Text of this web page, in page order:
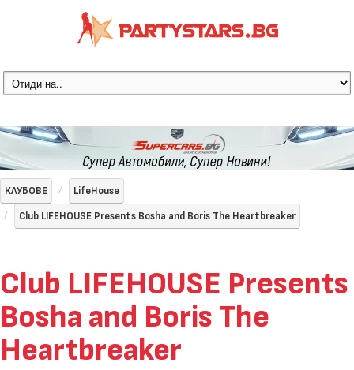
КЛУБОВЕ
LifeHouse
Club LIFEHOUSE Presents Bosha and Boris The Heartbreaker
Club LIFEHOUSE Presents
Bosha and Boris The
Heartbreaker